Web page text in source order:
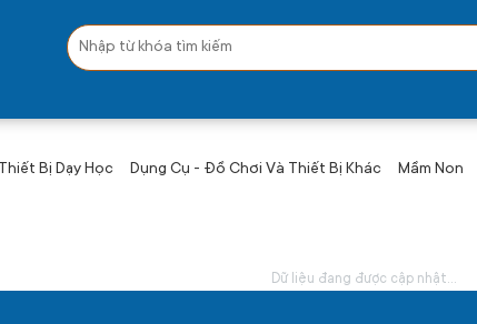
Thiết Bị Dạy Học Dụng Cụ - Đồ Chơi Và Thiết Bị Khác Mầm Non
Dữ liệu đang được cập nhật...